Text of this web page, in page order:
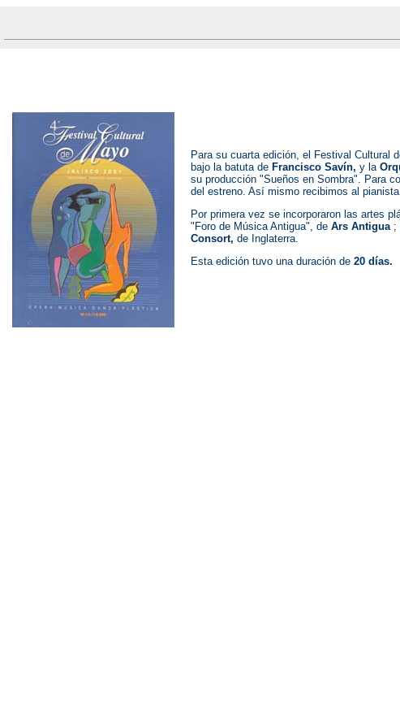
Para su cuarta edición, el Festival Cultural
bajo la batuta de Francisco Savín, y la
su producción "Sueños en Sombra". Para
del estreno. Así mismo recibimos al pianista
Por primera vez se incorporaron las artes
"Foro de Música Antigua", de Ars Antigua ;
Consort, de Inglaterra.
Esta edición tuvo una duración de 20 días.